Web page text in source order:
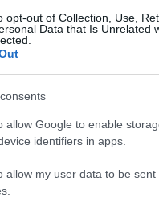
opt-out of Collection, Use,
Data that Is Unrelated
allow Google to enable
identifiers in apps.
allow my user data to be
Négy Láng futás. Így
programok Dombóváron.
korosztályból került ki.
Szilveszteri
érdeklődőt
2025.12.29